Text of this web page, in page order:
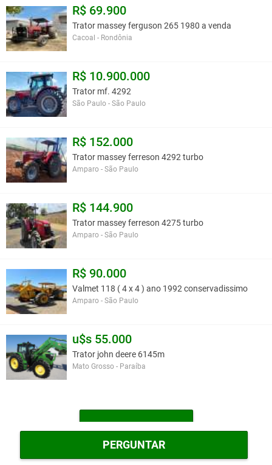
PERGUNTAR
R$ 69.900
Trator massey ferguson 265 1980 a venda
Cacoal - Rondônia
R$ 10.900.000
Trator mf. 4292
São Paulo - São Paulo
R$ 152.000
Trator massey ferreson 4292 turbo
Amparo - São Paulo
R$ 144.900
Trator massey ferreson 4275 turbo
Amparo - São Paulo
R$ 90.000
Valmet 118 ( 4 x 4 ) ano 1992 conservadissimo
Amparo - São Paulo
u$s 55.000
Trator john deere 6145m
Mato Grosso - Paraíba